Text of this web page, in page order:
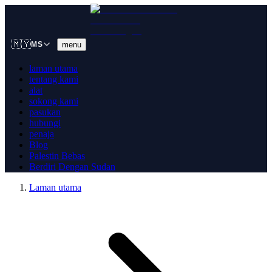
🇲🇾MS menu
laman utama
tentang kami
alat
sokong kami
pasukan
hubungi
penaja
Blog
Palestin Bebas
Berdiri Dengan Sudan
Laman utama